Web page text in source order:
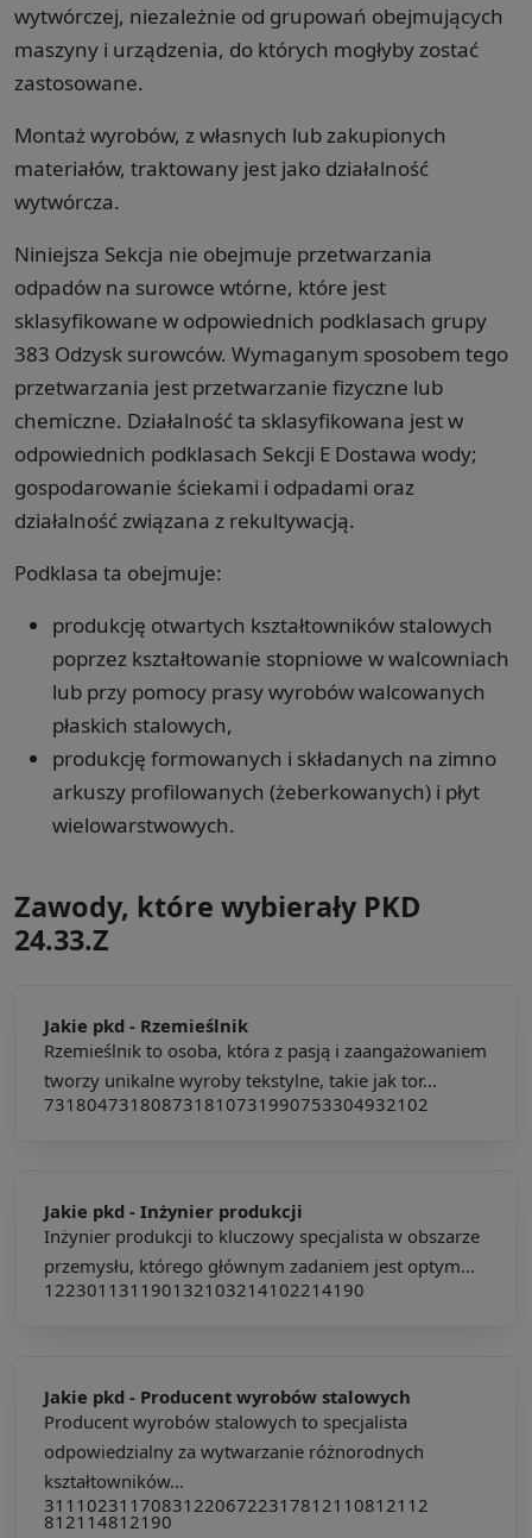
wytwórczej, niezależnie od grupowań obejmujących
maszyny i urządzenia, do których mogłyby zostać
zastosowane.
Montaż wyrobów, z własnych lub zakupionych
materiałów, traktowany jest jako działalność
wytwórcza.
Niniejsza Sekcja nie obejmuje przetwarzania
odpadów na surowce wtórne, które jest
sklasyfikowane w odpowiednich podklasach grupy
383 Odzysk surowców. Wymaganym sposobem tego
przetwarzania jest przetwarzanie fizyczne lub
chemiczne. Działalność ta sklasyfikowana jest w
odpowiednich podklasach Sekcji E Dostawa wody;
gospodarowanie ściekami i odpadami oraz
działalność związana z rekultywacją.
Podklasa ta obejmuje:
produkcję otwartych kształtowników stalowych
poprzez kształtowanie stopniowe w walcowniach
lub przy pomocy prasy wyrobów walcowanych
płaskich stalowych,
produkcję formowanych i składanych na zimno
arkuszy profilowanych (żeberkowanych) i płyt
wielowarstwowych.
Zawody, które wybierały PKD
24.33.Z
Jakie pkd - Rzemieślnik
Rzemieślnik to osoba, która z pasją i zaangażowaniem
tworzy unikalne wyroby tekstylne, takie jak tor...
731804731808731810731990753304932102
Jakie pkd - Inżynier produkcji
Inżynier produkcji to kluczowy specjalista w obszarze
przemysłu, którego głównym zadaniem jest optym...
122301 131190132103214102214190
Jakie pkd - Producent wyrobów stalowych
Producent wyrobów stalowych to specjalista
odpowiedzialny za wytwarzanie różnorodnych
kształtowników...
311102311708312206722317812110812112
812114812190